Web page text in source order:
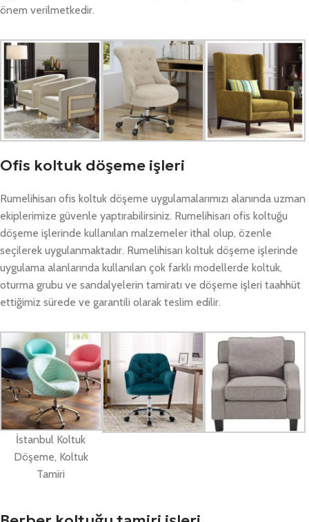
önem verilmetkedir.
Ofis koltuk döşeme işleri
Rumelihisarı ofis koltuk döşeme uygulamalarımızı alanında uzman
ekiplerimize güvenle yaptırabilirsiniz. Rumelihisarı ofis koltuğu
döşeme işlerinde kullanılan malzemeler ithal olup, özenle
seçilerek uygulanmaktadır. Rumelihisarı koltuk döşeme işlerinde
uygulama alanlarında kullanılan çok farklı modellerde koltuk,
oturma grubu ve sandalyelerin tamiratı ve döşeme işleri taahhüt
ettiğimiz sürede ve garantili olarak teslim edilir.
İstanbul Koltuk
Döşeme, Koltuk
Tamiri